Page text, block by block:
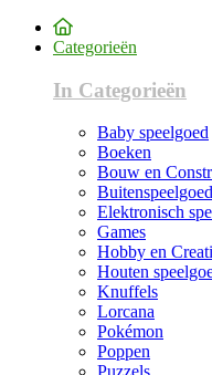
Categorieën
In Categorieën
Baby speelgoed
Boeken
Bouw en
Buitenspeelgoed
Elektronisch
Games
Hobby en
Houten
Knuffels
Lorcana
Pokémon
Poppen